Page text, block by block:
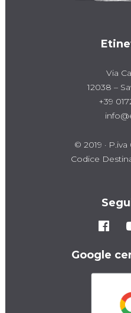
Via
12038 –
+39
© 2019 ·
Codice
Google